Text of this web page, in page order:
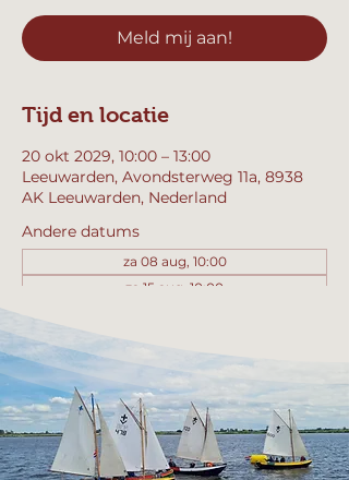
Meld mij aan!
Tijd en locatie
20 okt 2029, 10:00 – 13:00
Leeuwarden, Avondsterweg 11a, 8938
AK Leeuwarden, Nederland
Andere datums
za 08 aug, 10:00
za 15 aug, 10:00
Bekijk alle 358 datums
Meld mij aan!